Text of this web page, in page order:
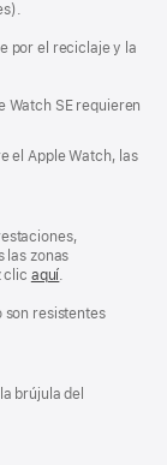
por el reciclaje y la
Watch SE requieren
el Apple Watch, las
las zonas
clic aquí
son resistentes
brújula del